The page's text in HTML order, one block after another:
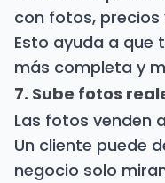
con fotos, precios
Esto ayuda a que
más completa y
7. Sube fotos
Las fotos venden
Un cliente puede
negocio solo